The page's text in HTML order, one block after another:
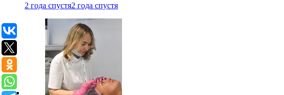
2 года спустя2 года спустя